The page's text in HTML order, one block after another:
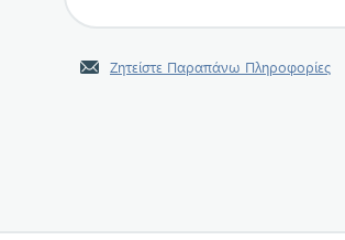
Ζητείστε Παραπάνω Πληροφορίες